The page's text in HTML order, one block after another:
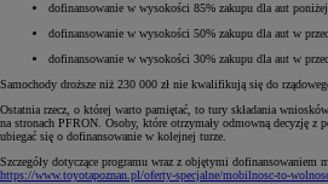
dofinansowanie w wysokości 85% zakupu dla aut
dofinansowanie w wysokości 50% zakupu dla aut w
dofinansowanie w wysokości 30% zakupu dla aut w
Samochody droższe niż 230 000 zł nie kwalifikują się do
Ostatnia rzecz, o której warto pamiętać, to tury składania
na stronach PFRON. Osoby, które otrzymały odmowną decyzję z
ubiegać się o dofinansowanie w kolejnej turze.
Szczegóły dotyczące programu wraz z objętymi dofinansowaniem
https://www.toyotapoznan.pl/oferty-specjalne/mobilnosc-to-